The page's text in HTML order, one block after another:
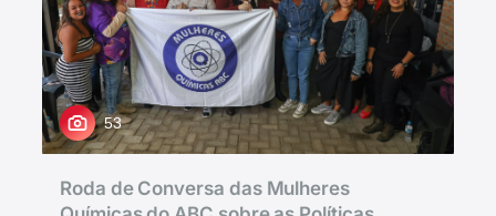
53
Roda de Conversa das Mulheres